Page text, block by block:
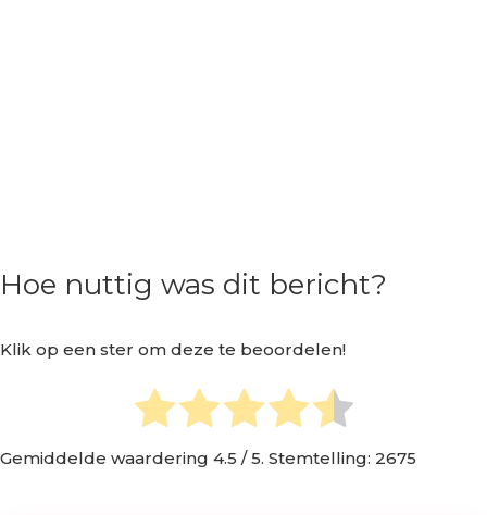
Hoe nuttig was dit bericht?
Klik op een ster om deze te beoordelen!
Gemiddelde waardering 4.5 / 5. Stemtelling: 2675